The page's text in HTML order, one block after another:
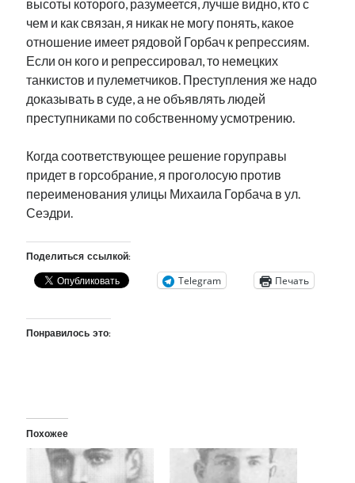
высоты которого, разумеется, лучше видно, кто с
чем и как связан, я никак не могу понять, какое
отношение имеет рядовой Горбач к репрессиям.
Если он кого и репрессировал, то немецких
танкистов и пулеметчиков. Преступления же надо
доказывать в суде, а не объявлять людей
преступниками по собственному усмотрению.
Когда соответствующее решение горуправы
придет в горсобрание, я проголосую против
переименования улицы Михаила Горбача в ул.
Сеэдри.
Поделиться ссылкой:
Telegram Печать
Понравилось это:
Похожее